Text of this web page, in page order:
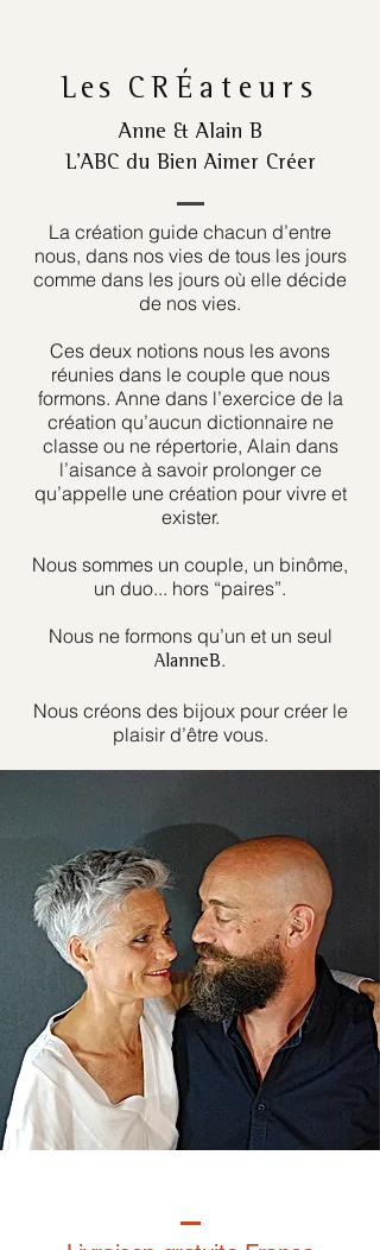
Les CRÉateurs
Anne & Alain B
L’ABC du Bien Aimer Créer
La création guide chacun d’entre
nous, dans nos vies de tous les jours
comme dans les jours où elle décide
de nos vies.
Ces deux notions nous les avons
réunies dans le couple que nous
formons. Anne dans l’exercice de la
création qu’aucun dictionnaire ne
classe ou ne répertorie, Alain dans
l’aisance à savoir prolonger ce
qu’appelle une création pour vivre et
exister.
Nous sommes un couple, un binôme,
un duo... hors “paires”.
Nous ne formons qu’un et un seul
AlanneB.
Nous créons des bijoux pour créer le
plaisir d’être vous.